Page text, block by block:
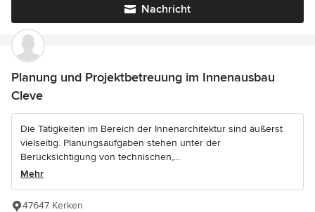
Nachricht
Planung und Projektbetreuung im Innenausbau
Cleve
Die Tätigkeiten im Bereich der Innenarchitektur sind äußerst
vielseitig. Planungsaufgaben stehen unter der
Berücksichtigung von technischen,...
Mehr
47647 Kerken